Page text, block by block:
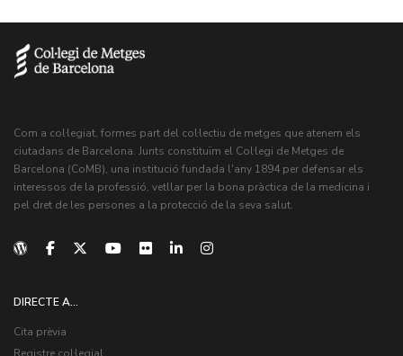
Com a col·legiat, formes part del col·lectiu de metges que atenem els
ciutadans de Barcelona. Junts constituïm el Col·legi de Metges de
Barcelona (CoMB), una institució fundada l'any 1894 per defensar els
interessos de la professió, vetllar per la bona pràctica de la medicina i
pel dret de les persones a la protecció de la seva salut.
DIRECTE A...
Cita prèvia